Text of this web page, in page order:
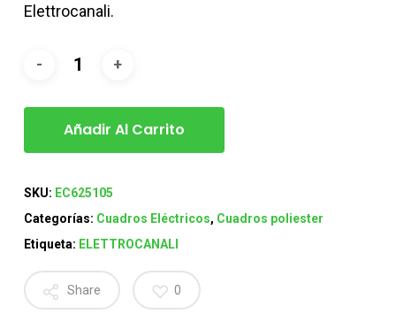
Elettrocanali.
Añadir Al Carrito
SKU: EC625105
Categorías: Cuadros Eléctricos, Cuadros poliester
Etiqueta: ELETTROCANALI
Share 0